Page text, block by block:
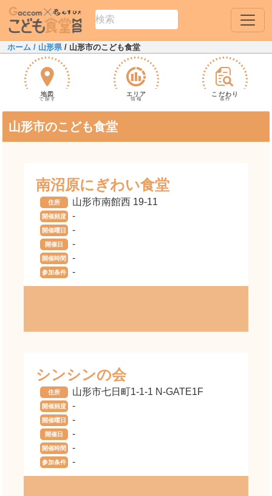
ホーム / 山形県/ 山形市のこども食堂
地図
で探す
エリア
情報
こだわり
条件
山形市のこども食堂
南沼原にぎわい食堂
住所 山形市南館西 19-11
開催頻度 -
開催曜日 -
開催日 -
開催時間 -
参加条件 -
シンシンの会
住所 山形市七日町1-1-1 N-GATE1F
開催頻度 -
開催曜日 -
開催日 -
開催時間 -
参加条件 -